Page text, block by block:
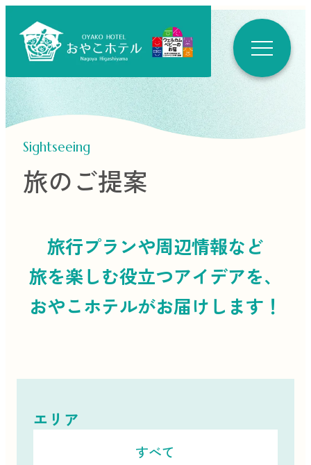
Sightseeing
旅のご提案
旅行プランや周辺情報など
旅を楽しむ役立つアイデアを、
おやこホテルがお届けします！
エリア
すべて